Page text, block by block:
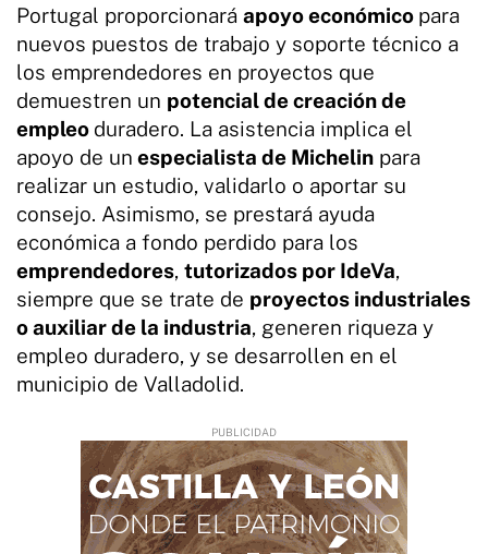
Portugal proporcionará apoyo económico para
nuevos puestos de trabajo y soporte técnico a
los emprendedores en proyectos que
demuestren un potencial de creación de
empleo duradero. La asistencia implica el
apoyo de un especialista de Michelin para
realizar un estudio, validarlo o aportar su
consejo. Asimismo, se prestará ayuda
económica a fondo perdido para los
emprendedores, tutorizados por IdeVa,
siempre que se trate de proyectos industriales
o auxiliar de la industria, generen riqueza y
empleo duradero, y se desarrollen en el
municipio de Valladolid.